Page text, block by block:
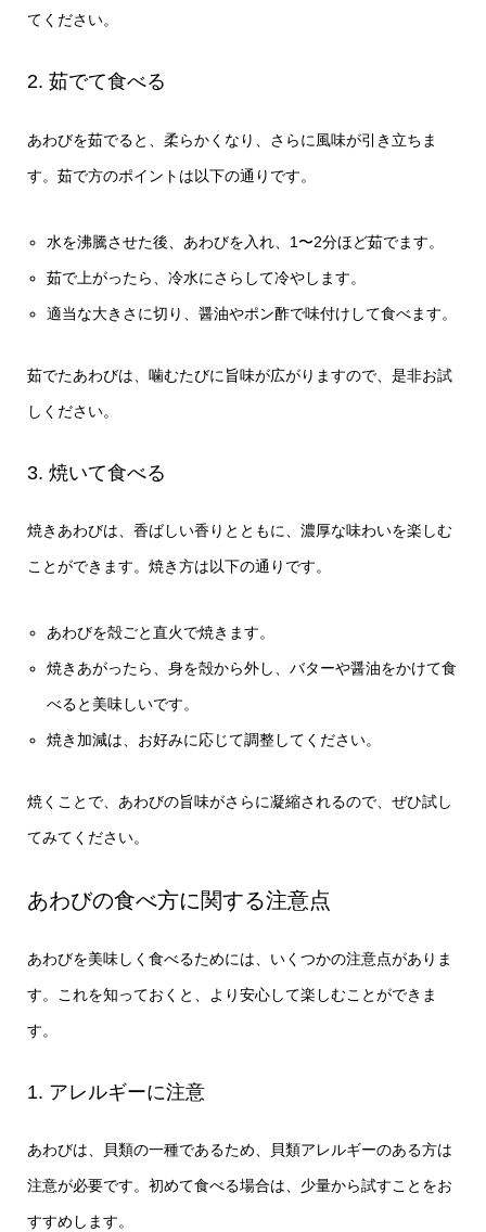
てください。
2. 茹でて食べる
あわびを茹でると、柔らかくなり、さらに風味が引き立ちま
す。茹で方のポイントは以下の通りです。
水を沸騰させた後、あわびを入れ、1〜2分ほど茹でます。
茹で上がったら、冷水にさらして冷やします。
適当な大きさに切り、醤油やポン酢で味付けして食べます。
茹でたあわびは、噛むたびに旨味が広がりますので、是非お試
しください。
3. 焼いて食べる
焼きあわびは、香ばしい香りとともに、濃厚な味わいを楽しむ
ことができます。焼き方は以下の通りです。
あわびを殻ごと直火で焼きます。
焼きあがったら、身を殻から外し、バターや醤油をかけて食
べると美味しいです。
焼き加減は、お好みに応じて調整してください。
焼くことで、あわびの旨味がさらに凝縮されるので、ぜひ試し
てみてください。
あわびの食べ方に関する注意点
あわびを美味しく食べるためには、いくつかの注意点がありま
す。これを知っておくと、より安心して楽しむことができま
す。
1. アレルギーに注意
あわびは、貝類の一種であるため、貝類アレルギーのある方は
注意が必要です。初めて食べる場合は、少量から試すことをお
すすめします。